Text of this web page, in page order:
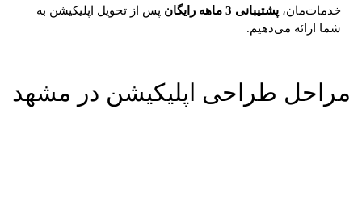
خدمات‌مان، پشتیبانی 3 ماهه رایگان
پس از تحویل اپلیکیشن به
شما ارائه می‌دهیم.
مراحل طراحی اپلیکیشن در مشهد